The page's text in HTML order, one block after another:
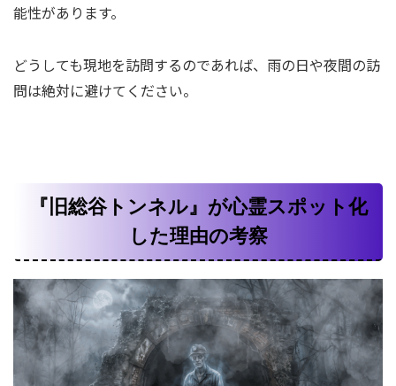
能性があります。
どうしても現地を訪問するのであれば、雨の日や夜間の訪
問は絶対に避けてください。
『旧総谷トンネル』が心霊スポット化
した理由の考察